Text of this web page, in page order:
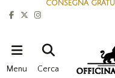
CONSEGNA
Menu Cerca